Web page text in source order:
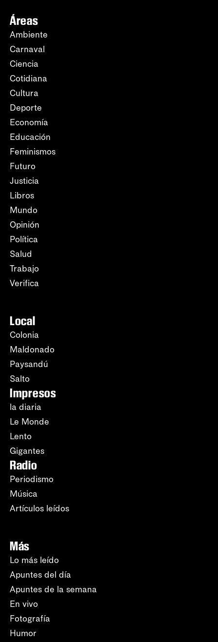
Áreas
Ambiente
Carnaval
Ciencia
Cotidiana
Cultura
Deporte
Economía
Educación
Feminismos
Futuro
Justicia
Libros
Mundo
Opinión
Política
Salud
Trabajo
Verifica
Local
Colonia
Maldonado
Paysandú
Salto
Impresos
la diaria
Le Monde
Lento
Gigantes
Radio
Periodismo
Música
Artículos leídos
Más
Lo más leído
Apuntes del día
Apuntes de la semana
En vivo
Fotografía
Humor